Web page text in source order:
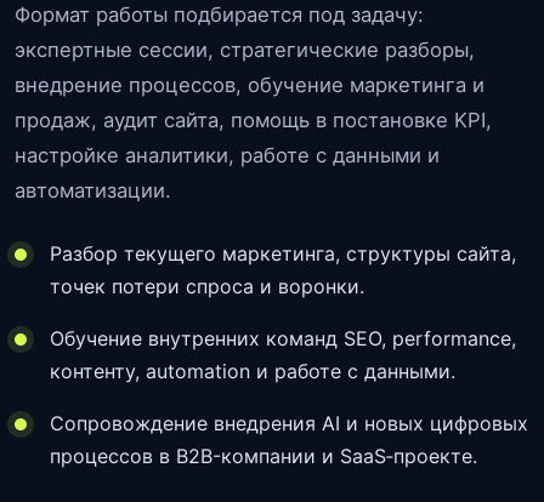
Формат работы подбирается под задачу:
экспертные сессии, стратегические разборы,
внедрение процессов, обучение маркетинга и
продаж, аудит сайта, помощь в постановке KPI,
настройке аналитики, работе с данными и
автоматизации.
Разбор текущего маркетинга, структуры сайта,
точек потери спроса и воронки.
Обучение внутренних команд SEO, performance,
контенту, automation и работе с данными.
Сопровождение внедрения AI и новых цифровых
процессов в B2B-компании и SaaS‑проекте.